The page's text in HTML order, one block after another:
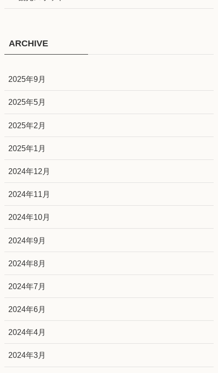
ARCHIVE
2025年9月
2025年5月
2025年2月
2025年1月
2024年12月
2024年11月
2024年10月
2024年9月
2024年8月
2024年7月
2024年6月
2024年4月
2024年3月